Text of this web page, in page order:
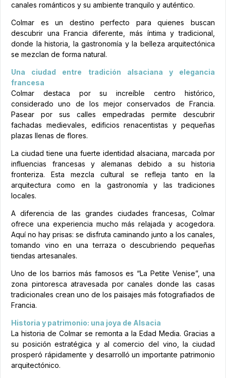
canales románticos y su ambiente tranquilo y auténtico.
Colmar es un destino perfecto para quienes buscan
descubrir una Francia diferente, más íntima y tradicional,
donde la historia, la gastronomía y la belleza arquitectónica
se mezclan de forma natural.
Una ciudad entre tradición alsaciana y elegancia
francesa
Colmar destaca por su increíble centro histórico,
considerado uno de los mejor conservados de Francia.
Pasear por sus calles empedradas permite descubrir
fachadas medievales, edificios renacentistas y pequeñas
plazas llenas de flores.
La ciudad tiene una fuerte identidad alsaciana, marcada por
influencias francesas y alemanas debido a su historia
fronteriza. Esta mezcla cultural se refleja tanto en la
arquitectura como en la gastronomía y las tradiciones
locales.
A diferencia de las grandes ciudades francesas, Colmar
ofrece una experiencia mucho más relajada y acogedora.
Aquí no hay prisas: se disfruta caminando junto a los canales,
tomando vino en una terraza o descubriendo pequeñas
tiendas artesanales.
Uno de los barrios más famosos es “La Petite Venise”, una
zona pintoresca atravesada por canales donde las casas
tradicionales crean uno de los paisajes más fotografiados de
Francia.
Historia y patrimonio: una joya de Alsacia
La historia de Colmar se remonta a la Edad Media. Gracias a
su posición estratégica y al comercio del vino, la ciudad
prosperó rápidamente y desarrolló un importante patrimonio
arquitectónico.